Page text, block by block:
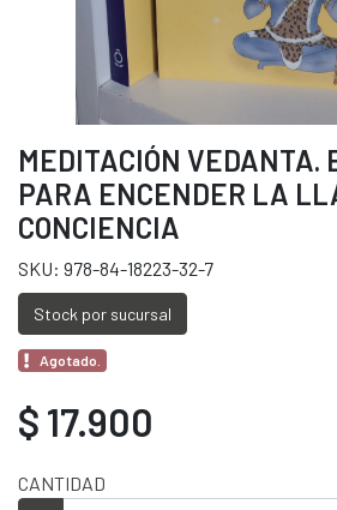
MEDITACIÓN VEDANTA.
PARA ENCENDER LA
CONCIENCIA
SKU: 978-84-18223-32-7
Stock por sucursal
Agotado.
$ 17.900
CANTIDAD